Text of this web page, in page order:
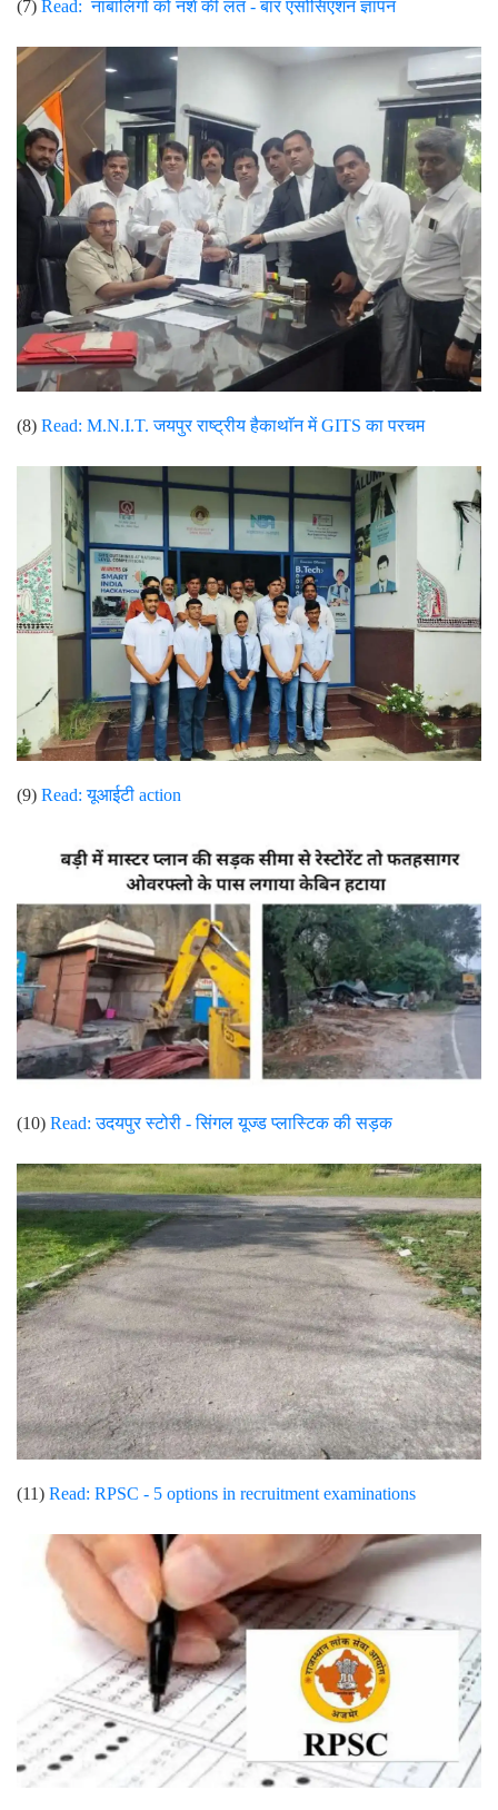
(7) Read:नाबालिगो को नशे की लत - बार एसोसिएशन ज्ञापन
(8) Read: M.N.I.T. जयपुर राष्ट्रीय हैकाथाॅन में GITS का परचम
(9) Read:यूआईटी action
(10) Read: उदयपुर स्टोरी -सिंगल यूज्ड प्लास्टिक की सड़क
(11) Read: RPSC - 5 options in recruitment examinations